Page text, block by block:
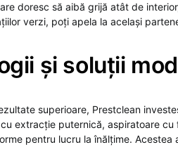
doresc să aibă grijă atât de
verzi, poți apela la același
și soluții
superioare, Prestclean
extracție puternică, aspiratoare
pentru lucru la înălțime.